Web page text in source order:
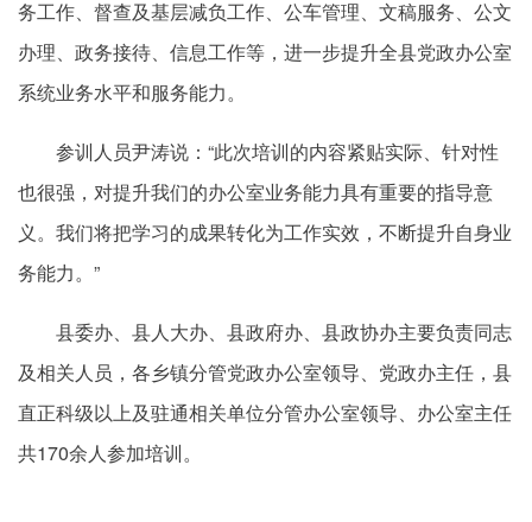
务工作、督查及基层减负工作、公车管理、文稿服务、公文
办理、政务接待、信息工作等，进一步提升全县党政办公室
系统业务水平和服务能力。
参训人员尹涛说：“此次培训的内容紧贴实际、针对性
也很强，对提升我们的办公室业务能力具有重要的指导意
义。我们将把学习的成果转化为工作实效，不断提升自身业
务能力。”
县委办、县人大办、县政府办、县政协办主要负责同志
及相关人员，各乡镇分管党政办公室领导、党政办主任，县
直正科级以上及驻通相关单位分管办公室领导、办公室主任
共170余人参加培训。